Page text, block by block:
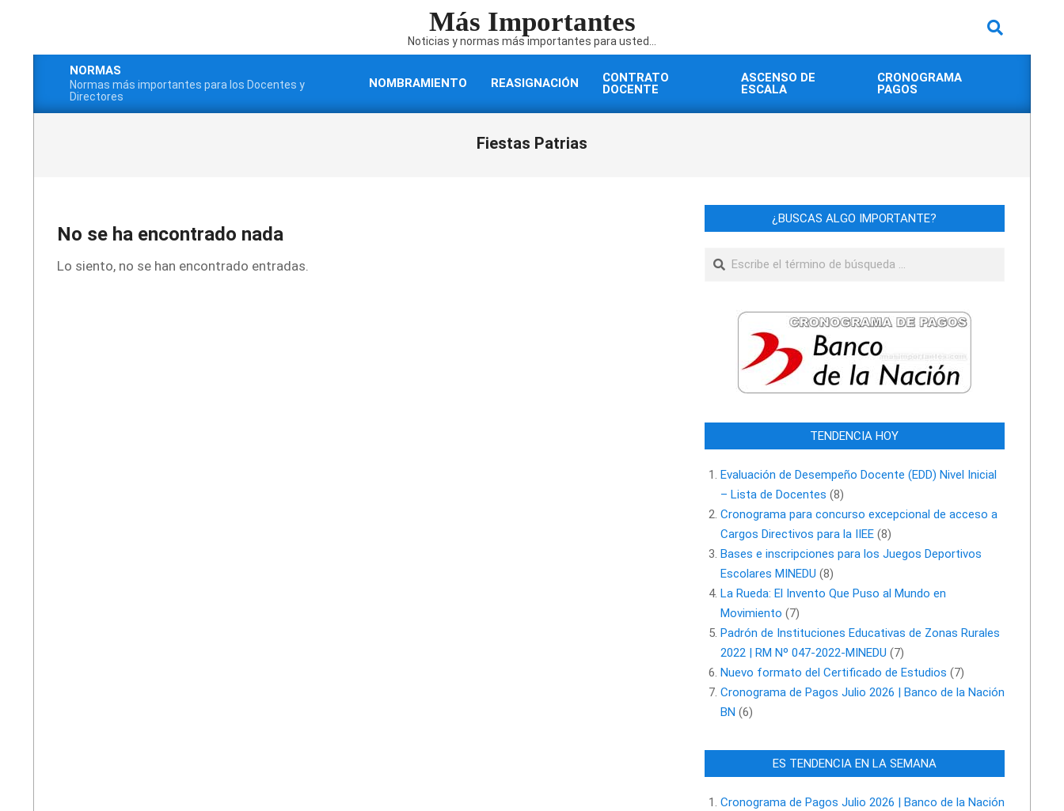
Más Importantes
Noticias y normas más importantes para usted...
Buscar
Menú
de
NORMAS
Normas más importantes para los Docentes y
Directores
NOMBRAMIENTO REASIGNACIÓN
CONTRATO
DOCENTE
ASCENSO DE
ESCALA
CRONOGRAMA
PAGOS
Fiestas Patrias
No se ha encontrado nada
Lo siento, no se han encontrado entradas.
¿BUSCAS ALGO IMPORTANTE?
Buscar
TENDENCIA HOY
Evaluación de Desempeño Docente (EDD) Nivel Inicial
– Lista de Docentes (8)
Cronograma para concurso excepcional de acceso a
Cargos Directivos para la IIEE(8)
Bases e inscripciones para los Juegos Deportivos
Escolares MINEDU (8)
La Rueda: El Invento Que Puso al Mundo en
Movimiento (7)
Padrón de Instituciones Educativas de Zonas Rurales
2022 | RM Nº 047-2022-MINEDU (7)
Nuevo formato del Certificado de Estudios (7)
Cronograma de Pagos Julio 2026 | Banco de la Nación
BN (6)
ES TENDENCIA EN LA SEMANA
Cronograma de Pagos Julio 2026 | Banco de la Nación